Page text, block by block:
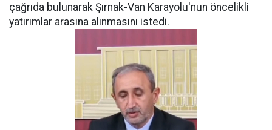
çağrıda bulunarak Şırnak-Van Karayolu'nun öncelikli
yatırımlar arasına alınmasını istedi.